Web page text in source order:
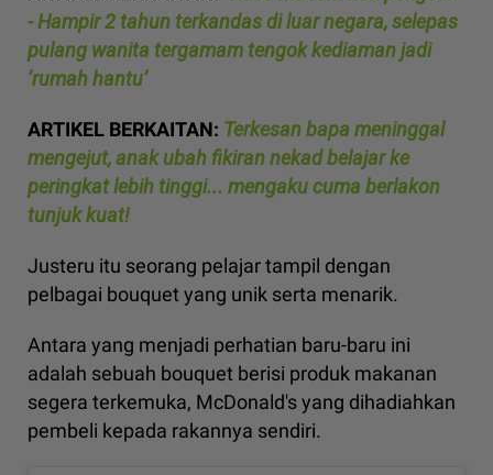
- Hampir 2 tahun terkandas di luar negara, selepas
pulang wanita tergamam tengok kediaman jadi
‘rumah hantu’
ARTIKEL BERKAITAN: Terkesan bapa meninggal
mengejut, anak ubah fikiran nekad belajar ke
peringkat lebih tinggi... mengaku cuma berlakon
tunjuk kuat!
Justeru itu seorang pelajar tampil dengan
pelbagai bouquet yang unik serta menarik.
Antara yang menjadi perhatian baru-baru ini
adalah sebuah bouquet berisi produk makanan
segera terkemuka, McDonald's yang dihadiahkan
pembeli kepada rakannya sendiri.